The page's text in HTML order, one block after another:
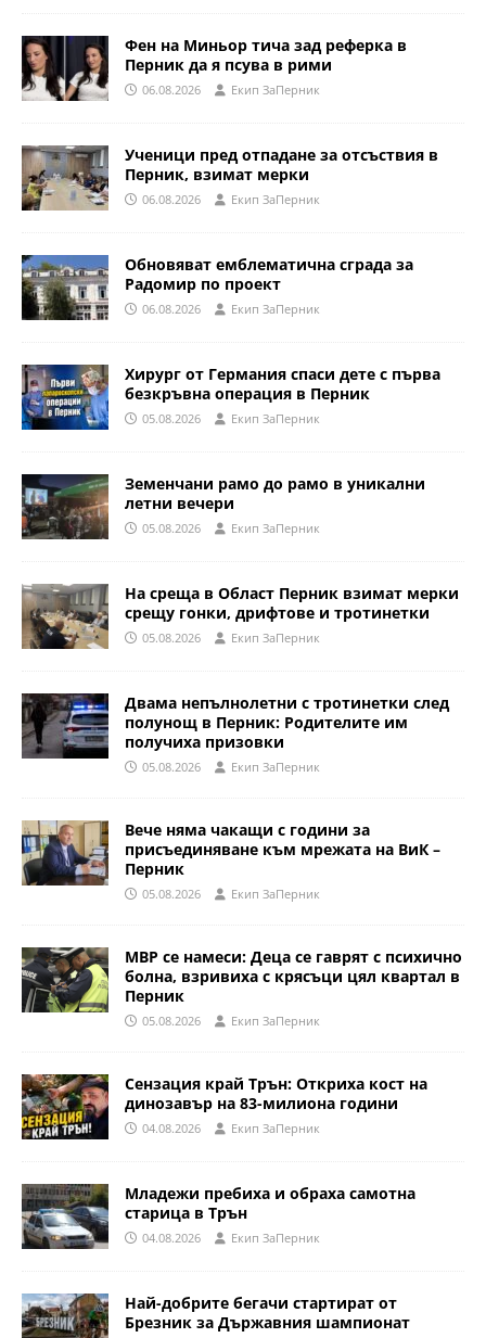
Фен на Миньор тича зад реферка в
Перник да я псува в рими
06.08.2026 Eкип ЗаПерник
Ученици пред отпадане за отсъствия в
Перник, взимат мерки
06.08.2026 Eкип ЗаПерник
Обновяват емблематична сграда за
Радомир по проект
06.08.2026 Eкип ЗаПерник
Хирург от Германия спаси дете с първа
безкръвна операция в Перник
05.08.2026 Eкип ЗаПерник
Земенчани рамо до рамо в уникални
летни вечери
05.08.2026 Eкип ЗаПерник
На среща в Област Перник взимат мерки
срещу гонки, дрифтове и тротинетки
05.08.2026 Eкип ЗаПерник
Двама непълнолетни с тротинетки след
полунощ в Перник: Родителите им
получиха призовки
05.08.2026 Eкип ЗаПерник
Вече няма чакащи с години за
присъединяване към мрежата на ВиК –
Перник
05.08.2026 Eкип ЗаПерник
МВР се намеси: Деца се гаврят с психично
болна, взривиха с крясъци цял квартал в
Перник
05.08.2026 Eкип ЗаПерник
Сензация край Трън: Откриха кост на
динозавър на 83-милиона години
04.08.2026 Eкип ЗаПерник
Младежи пребиха и обраха самотна
старица в Трън
04.08.2026 Eкип ЗаПерник
Най-добрите бегачи стартират от
Брезник за Държавния шампионат